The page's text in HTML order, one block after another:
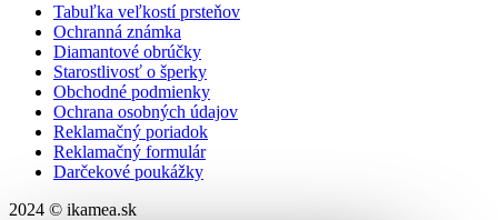
Tabuľka veľkostí prsteňov
Ochranná známka
Diamantové obrúčky
Starostlivosť o šperky
Obchodné podmienky
Ochrana osobných údajov
Reklamačný poriadok
Reklamačný formulár
Darčekové poukážky
2024 © ikamea.sk